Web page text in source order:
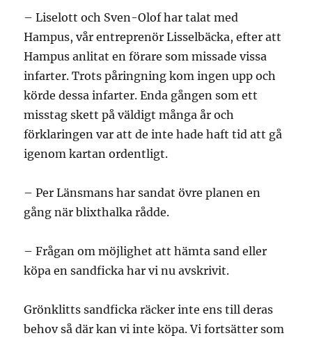
– Liselott och Sven-Olof har talat med
Hampus, vår entreprenör Lisselbäcka, efter att
Hampus anlitat en förare som missade vissa
infarter. Trots påringning kom ingen upp och
körde dessa infarter. Enda gången som ett
misstag skett på väldigt många år och
förklaringen var att de inte hade haft tid att gå
igenom kartan ordentligt.
– Per Länsmans har sandat övre planen en
gång när blixthalka rådde.
– Frågan om möjlighet att hämta sand eller
köpa en sandficka har vi nu avskrivit.
Grönklitts sandficka räcker inte ens till deras
behov så där kan vi inte köpa. Vi fortsätter som